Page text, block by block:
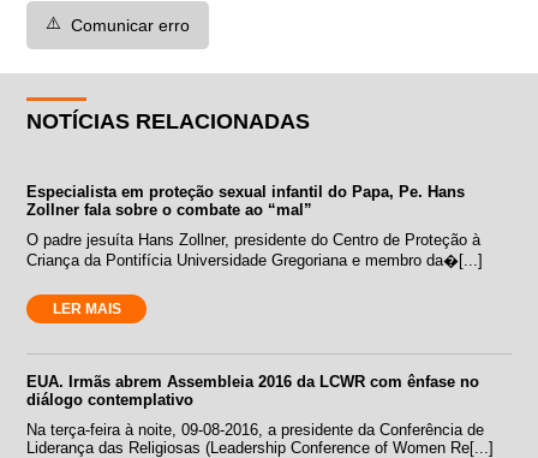
⚠️ Comunicar erro
NOTÍCIAS RELACIONADAS
Especialista em proteção sexual infantil do Papa, Pe. Hans
Zollner fala sobre o combate ao “mal”
O padre jesuíta Hans Zollner, presidente do Centro de Proteção à
Criança da Pontifícia Universidade Gregoriana e membro da�[...]
LER MAIS
EUA. Irmãs abrem Assembleia 2016 da LCWR com ênfase no
diálogo contemplativo
Na terça-feira à noite, 09-08-2016, a presidente da Conferência de
Liderança das Religiosas (Leadership Conference of Women Re[...]